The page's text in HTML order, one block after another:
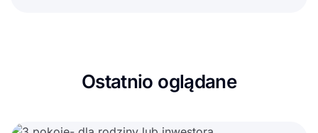
Ostatnio oglądane